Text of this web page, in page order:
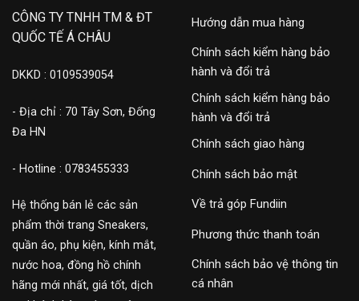
CÔNG TY TNHH TM & ĐT
QUỐC TẾ Á CHÂU
DKKD : 0109539054
- Địa chỉ : 70 Tây Sơn, Đống
Đa HN
- Hotline : 0783455333
Hệ thống bán lẻ các sản
phẩm thời trang Sneakers,
quần áo, phụ kiện, kính mắt,
nước hoa, đồng hồ chính
hãng mới nhất, giá tốt, dịch
Hướng dẫn mua hàng
Chính sách kiểm hàng bảo
hành và đổi trả
Chính sách kiểm hàng bảo
hành và đổi trả
Chính sách giao hàng
Chính sách bảo mật
Về trả góp Fundiin
Phương thức thanh toán
Chính sách bảo vệ thông tin
cá nhân